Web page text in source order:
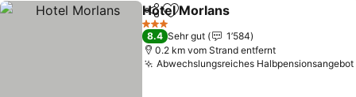
TeilenZu Favoriten hinzufügen
Hotel Morlans
3 Sterne
8.4 Sehr gut
1’584
0.2 km vom Strand entfernt
Abwechslungsreiches Halbpensionsangebot